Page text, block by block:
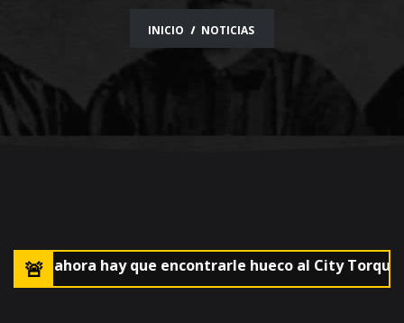
INICIO NOTICIAS
y ahora hay que encontrarle hueco al City Torque-